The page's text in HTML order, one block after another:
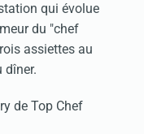
qui évolue
du "chef
assiettes au
dîner.